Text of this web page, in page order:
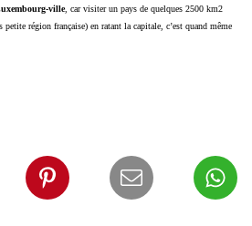
ville, car visiter un pays de quelques 2500 km2
région française) en ratant la capitale, c’est quand même